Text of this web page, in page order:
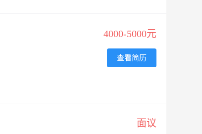
4000-5000元
查看简历
面议